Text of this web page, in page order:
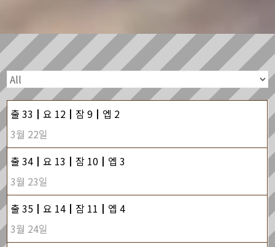
출 33┃요 12┃잠 9┃엡 2
3월 22일
출 34┃요 13┃잠 10┃엡 3
3월 23일
출 35┃요 14┃잠 11┃엡 4
3월 24일